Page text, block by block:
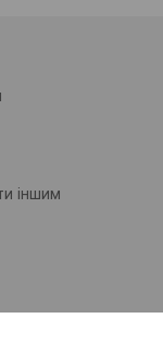
іншим